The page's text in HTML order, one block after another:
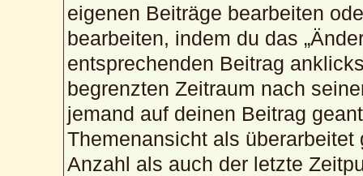
eigenen Beiträge bearbeiten
bearbeiten, indem du das
entsprechenden Beitrag
begrenzten Zeitraum nach
jemand auf deinen Beitrag
Themenansicht als
Anzahl als auch der letzte